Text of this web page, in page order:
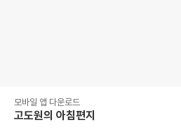
모바일 앱 다운로드
고도원의 아침편지